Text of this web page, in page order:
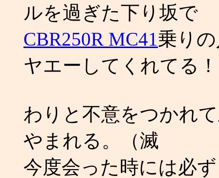
ルを過ぎた下り坂で
CBR250R MC41乗り
ヤエーしてくれてる
わりと不意をつかれ
やまれる。（滅
今度会った時には必